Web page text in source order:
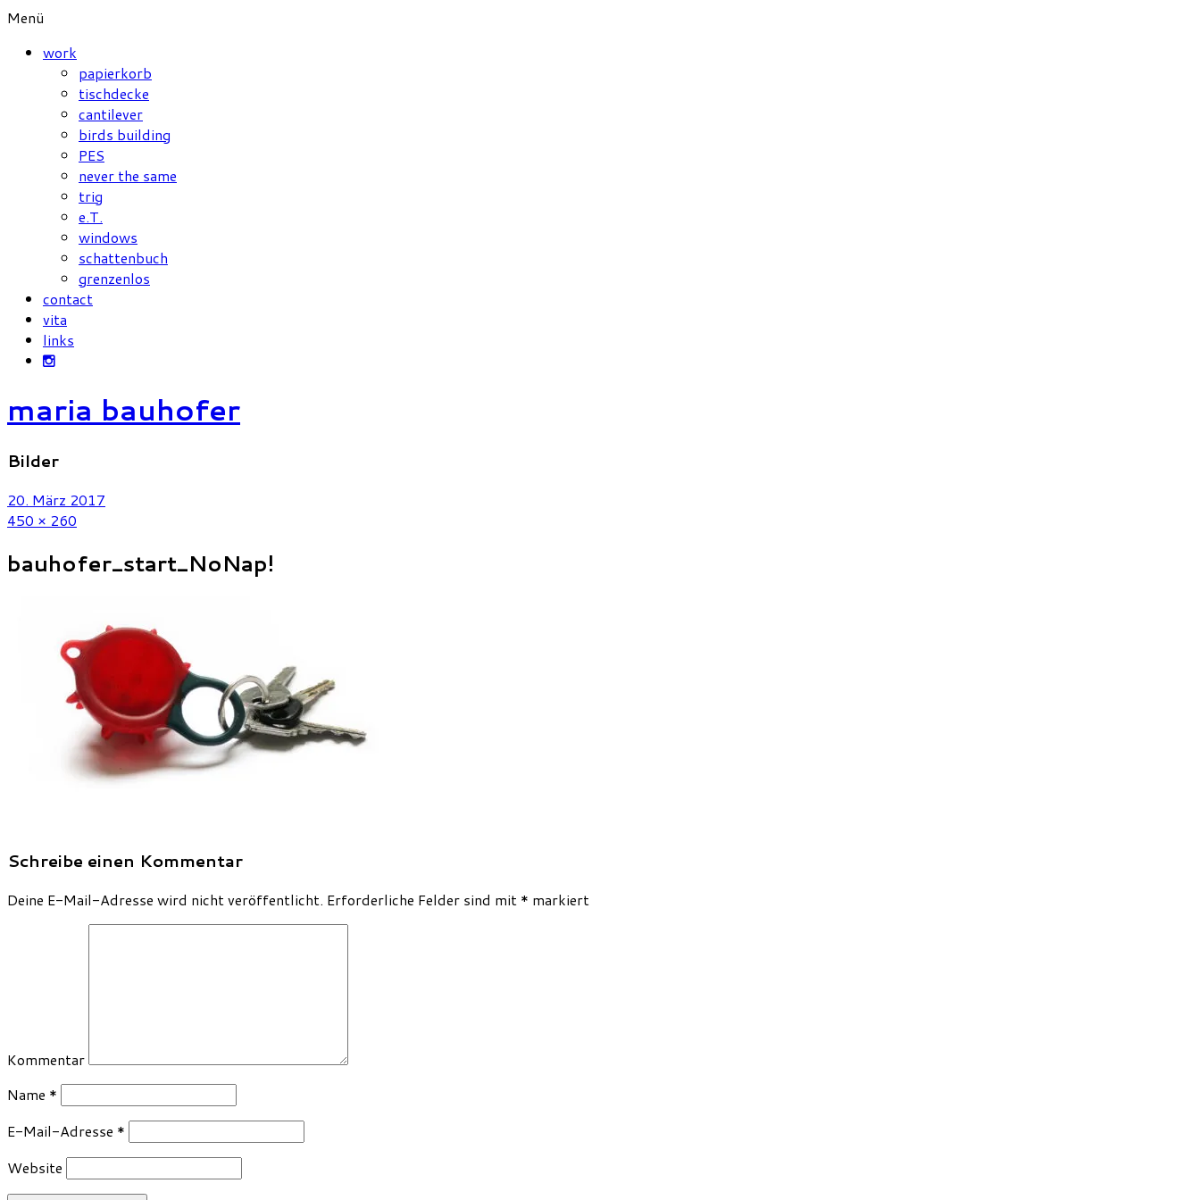
Menü
work
papierkorb
tischdecke
cantilever
birds building
PES
never the same
trig
e.T.
windows
schattenbuch
grenzenlos
contact
vita
links
maria bauhofer
Bilder
20. März 2017
450 × 260
bauhofer_start_NoNap!
Schreibe einen Kommentar
Deine E-Mail-Adresse wird nicht veröffentlicht. Erforderliche Felder sind mit * markiert
Kommentar
Name *
E-Mail-Adresse *
Website